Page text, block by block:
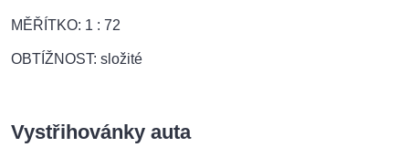
MĚŘÍTKO: 1 : 72
OBTÍŽNOST: složité
Vystřihovánky auta